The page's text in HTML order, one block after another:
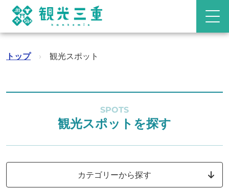
トップ › 観光スポット
SPOTS
観光スポットを探す
カテゴリーから探す